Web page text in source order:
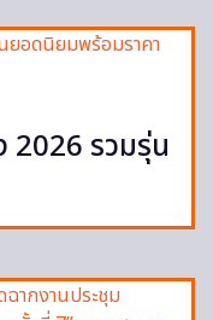
2026 รวมรุ่น